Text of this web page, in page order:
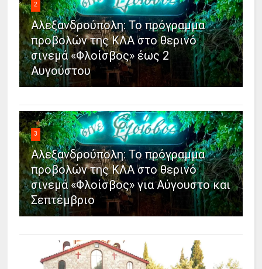
2
Αλεξανδρούπολη: Το πρόγραμμα
προβολών της ΚΛΑ στο θερινό
σινεμά «Φλοίσβος» έως 2
Αυγούστου
3
Αλεξανδρούπολη: Το πρόγραμμα
προβολών της ΚΛΑ στο θερινό
σινεμά «Φλοίσβος» για Αύγουστο και
Σεπτέμβριο